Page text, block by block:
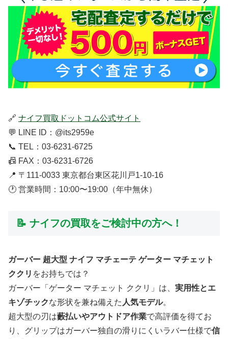
🔗 ナイフ買取ドットコム公式サイト
💬 LINE ID：@its2959e
📞 TEL：03-6231-6725
📠 FAX：03-6231-6726
📍 〒111-0033 東京都台東区花川戸1-10-16
🕐 営業時間：10:00〜19:00（年中無休）
📝 ナイフの買取をご検討中の方へ！
ガーバー 超大型 ナイフ マチェーテ ゲーター マチェット
ククリ をお持ちでは？
ガーバー「ゲーター マチェット ククリ」は、 実用性とエ
キゾチックな形状を兼ね備えた 人気モデル。
超大型の刃は藪払いやアウトドア作業で高評価を得てお
り、グリップはガーバー独自の滑りにくいラバー仕様で信